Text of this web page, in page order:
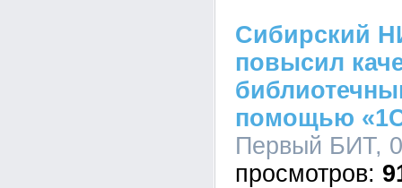
Сибирский
повысил
помощью
Первый БИТ,